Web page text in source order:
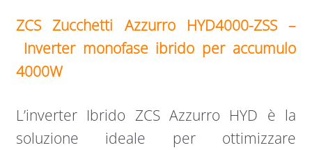
ZCS Zucchetti Azzurro HYD4000-ZSS –
Inverter monofase ibrido per accumulo
4000W
L’inverter Ibrido ZCS Azzurro HYD è la
soluzione ideale per ottimizzare